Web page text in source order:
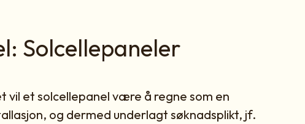
Solcellepaneler
vil et solcellepanel være å regne som en
og dermed underlagt søknadsplikt, jf.